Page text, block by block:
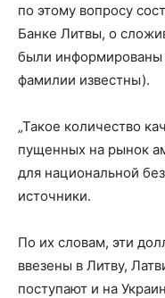
по этому вопросу
Банке Литвы, о
были
фамилии известны).
„Такое количество
пущенных на рынок
для национальной
источники.
По их словам, эти
ввезены в Литву,
поступают и на